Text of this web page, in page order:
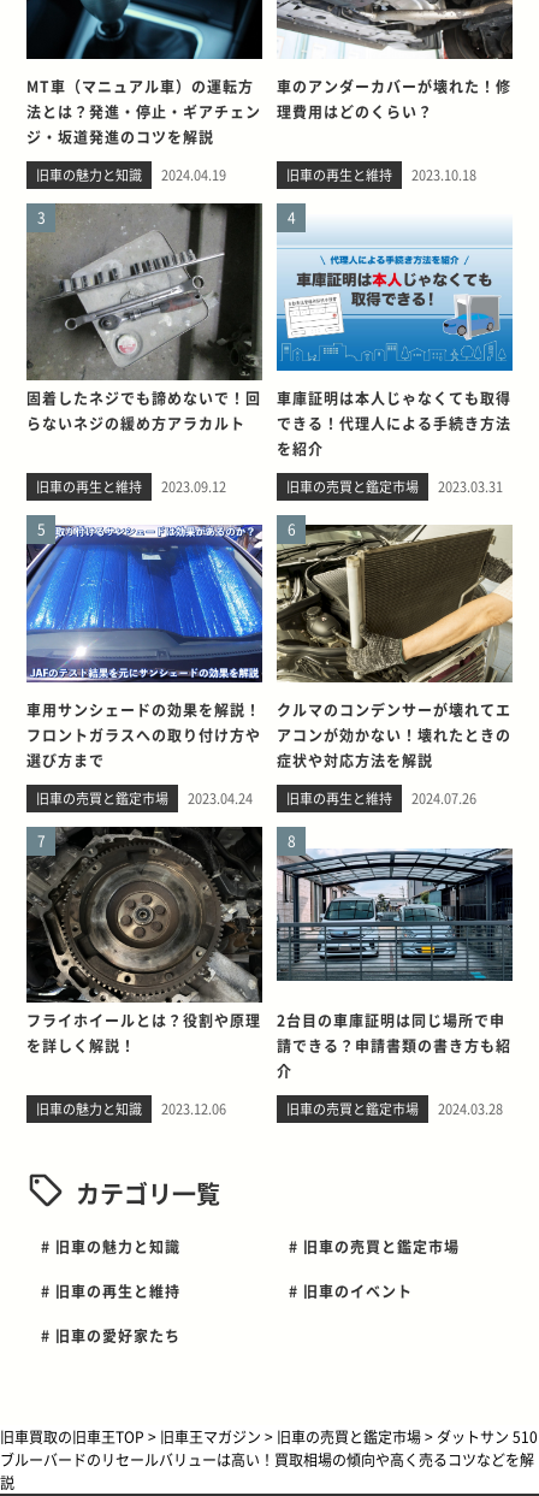
MT車（マニュアル車）の運転方
法とは？発進・停止・ギアチェン
ジ・坂道発進のコツを解説
旧車の魅力と知識 2024.04.19
車のアンダーカバーが壊れた！修
理費用はどのくらい？
旧車の再生と維持 2023.10.18
3
固着したネジでも諦めないで！回
らないネジの緩め方アラカルト
旧車の再生と維持 2023.09.12
4
車庫証明は本人じゃなくても取得
できる！代理人による手続き方法
を紹介
旧車の売買と鑑定市場 2023.03.31
5
車用サンシェードの効果を解説！
フロントガラスへの取り付け方や
選び方まで
旧車の売買と鑑定市場 2023.04.24
6
クルマのコンデンサーが壊れてエ
アコンが効かない！壊れたときの
症状や対応方法を解説
旧車の再生と維持 2024.07.26
7
フライホイールとは？役割や原理
を詳しく解説！
旧車の魅力と知識 2023.12.06
8
2台目の車庫証明は同じ場所で申
請できる？申請書類の書き方も紹
介
旧車の売買と鑑定市場 2024.03.28
カテゴリ一覧
# 旧車の魅力と知識 # 旧車の売買と鑑定市場
# 旧車の再生と維持 # 旧車のイベント
# 旧車の愛好家たち
旧車買取の旧車王TOP > 旧車王マガジン > 旧車の売買と鑑定市場> ダットサン 510
ブルーバードのリセールバリューは高い！買取相場の傾向や高く売るコツなどを解
説